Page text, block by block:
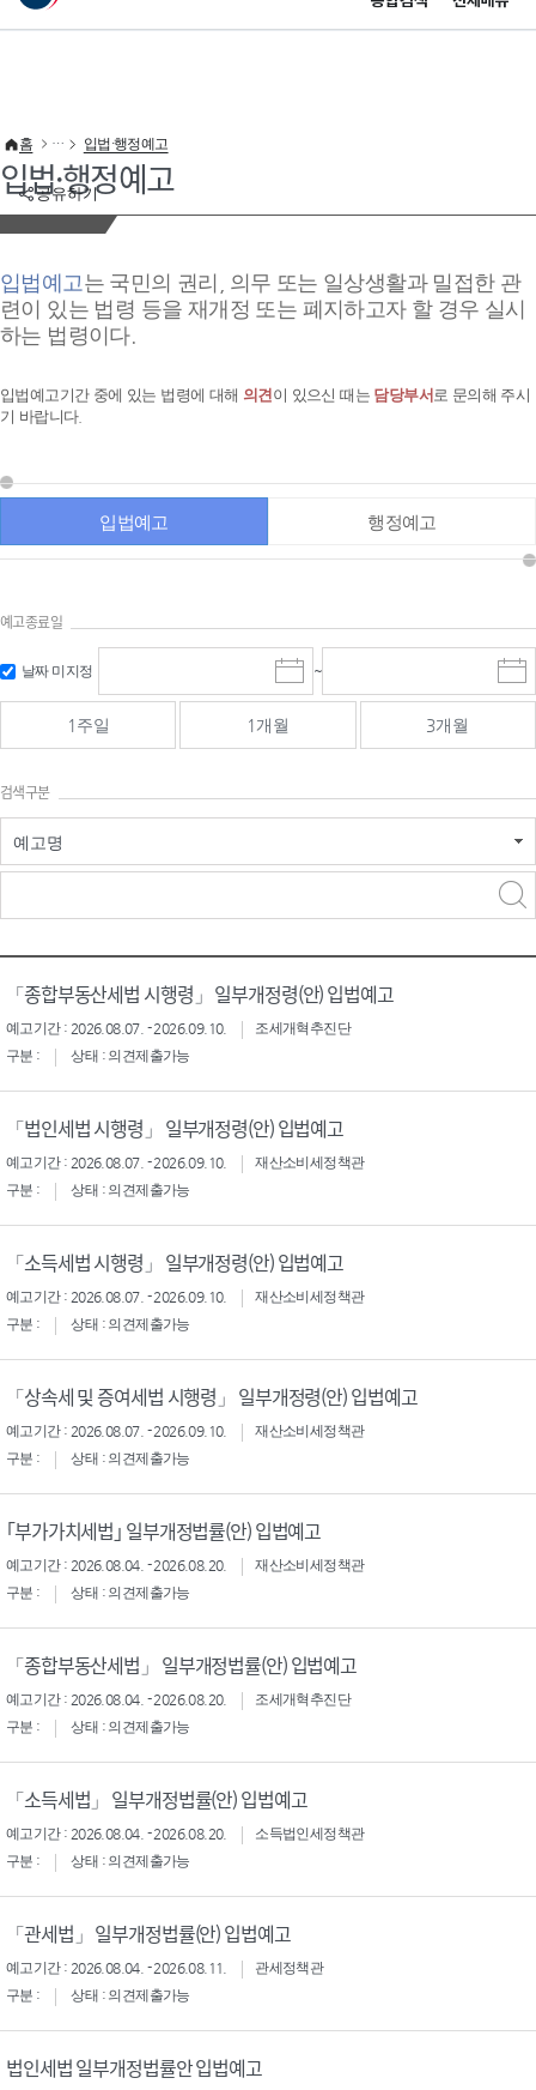
이 누리집은 대한민국 공식 전자정부 누리집입니다.
공유하기
홈 입법·행정예고
입법·행정예고
입법예고는 국민의 권리, 의무 또는 일상생활과 밀접한 관
련이 있는 법령 등을 재개정 또는 폐지하고자 할 경우 실시
하는 법령이다.
입법예고기간 중에 있는 법령에 대해 의견이 있으신 때는 담당부서 로 문의해 주시
기 바랍니다.
입법예고 행정예고
예고종료일
날짜 미지정
시
작
일
선
~
종
료
선
1주일 1개월 3개월
검색구분
예고명
「종합부동산세법 시행령」 일부개정령(안) 입법예고
예고기간 : 2026.08.07. - 2026.09.10.
조세개혁추진단
구분 :
상태 : 의견제출가능
「법인세법 시행령」 일부개정령(안) 입법예고
예고기간 : 2026.08.07. - 2026.09.10.
재산소비세정책관
구분 :
상태 : 의견제출가능
「소득세법 시행령」 일부개정령(안) 입법예고
예고기간 : 2026.08.07. - 2026.09.10.
재산소비세정책관
구분 :
상태 : 의견제출가능
「상속세 및 증여세법 시행령」 일부개정령(안) 입법예고
예고기간 : 2026.08.07. - 2026.09.10.
재산소비세정책관
구분 :
상태 : 의견제출가능
｢부가가치세법｣ 일부개정법률(안) 입법예고
예고기간 : 2026.08.04. - 2026.08.20.
재산소비세정책관
구분 :
상태 : 의견제출가능
「종합부동산세법」 일부개정법률(안) 입법예고
예고기간 : 2026.08.04. - 2026.08.20.
조세개혁추진단
구분 :
상태 : 의견제출가능
「소득세법」 일부개정법률(안) 입법예고
예고기간 : 2026.08.04. - 2026.08.20.
소득법인세정책관
구분 :
상태 : 의견제출가능
「관세법」 일부개정법률(안) 입법예고
예고기간 : 2026.08.04. - 2026.08.11.
관세정책관
구분 :
상태 : 의견제출가능
법인세법 일부개정법률안 입법예고